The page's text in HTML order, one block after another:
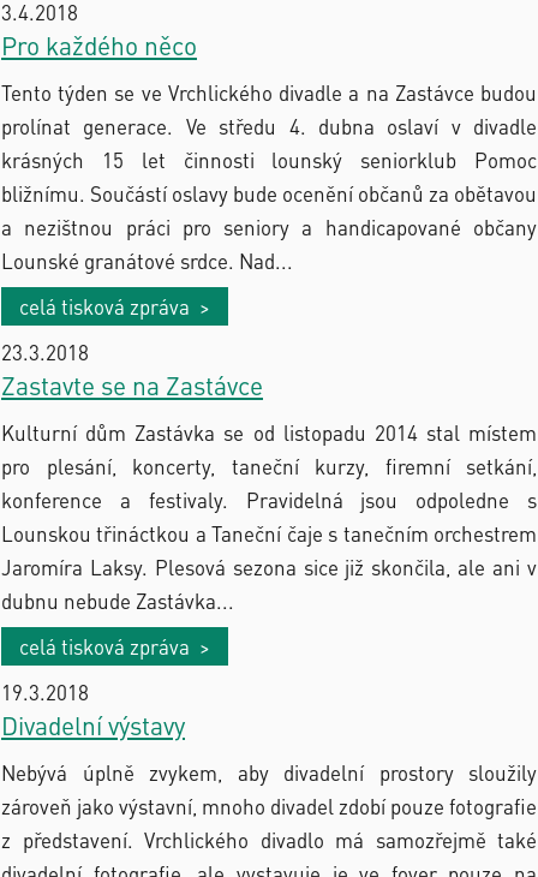
3.4.2018
Pro každého něco
Tento týden se ve Vrchlického divadle a na Zastávce budou
prolínat generace. Ve středu 4. dubna oslaví v divadle
krásných 15 let činnosti lounský seniorklub Pomoc
bližnímu. Součástí oslavy bude ocenění občanů za obětavou
a nezištnou práci pro seniory a handicapované občany
Lounské granátové srdce. Nad...
celá tisková zpráva >
23.3.2018
Zastavte se na Zastávce
Kulturní dům Zastávka se od listopadu 2014 stal místem
pro plesání, koncerty, taneční kurzy, firemní setkání,
konference a festivaly. Pravidelná jsou odpoledne s
Lounskou třináctkou a Taneční čaje s tanečním orchestrem
Jaromíra Laksy. Plesová sezona sice již skončila, ale ani v
dubnu nebude Zastávka...
celá tisková zpráva >
19.3.2018
Divadelní výstavy
Nebývá úplně zvykem, aby divadelní prostory sloužily
zároveň jako výstavní, mnoho divadel zdobí pouze fotografie
z představení. Vrchlického divadlo má samozřejmě také